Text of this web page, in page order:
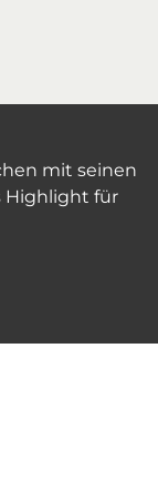
mit seinen
Highlight für